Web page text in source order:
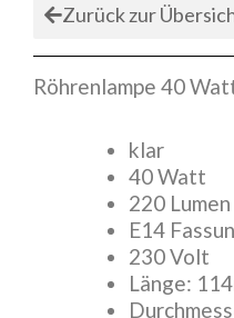
Zurück zur
Röhrenlampe 40
klar
40 Watt
220 Lumen
E14
230 Volt
Länge: